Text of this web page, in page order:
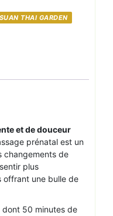
THAI GARDEN
et de douceur
prénatal est un
changements de
plus
offrant une bulle de
dont 50 minutes de